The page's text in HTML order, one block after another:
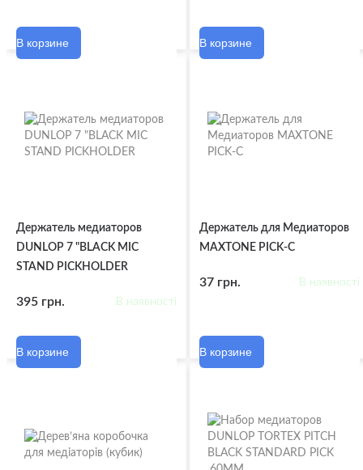
В корзине В корзине
Держатель медиаторов
DUNLOP 7 "BLACK MIC
STAND PICKHOLDER
395 грн. В наявності
В корзине
Держатель для Медиаторов
MAXTONE PICK-C
37 грн. В наявності
В корзине